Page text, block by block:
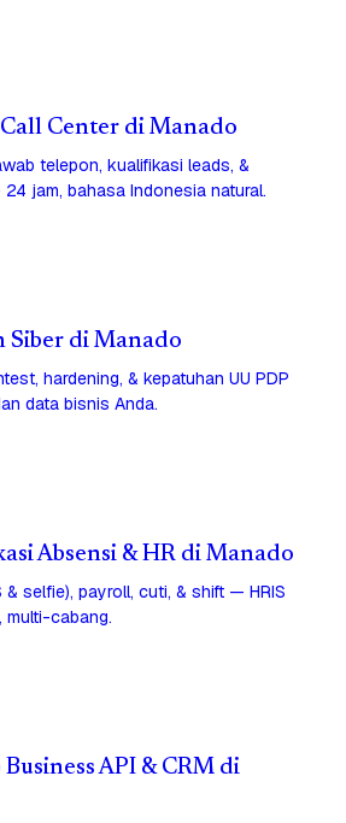
Call Center di Manado
telepon, kualifikasi leads, &
jam, bahasa Indonesia natural.
Siber di Manado
hardening, & kepatuhan UU PDP
data bisnis Anda.
Absensi & HR di Manado
& selfie), payroll, cuti, & shift — HRIS
multi-cabang.
API & CRM di